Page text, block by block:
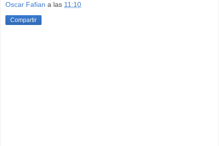
Oscar Fafian a las 11:10
Compartir